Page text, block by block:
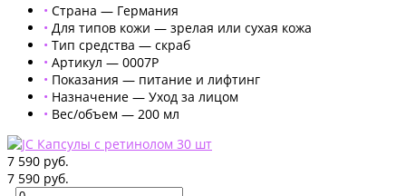
• Страна — Германия
• Для типов кожи — зрелая или сухая кожа
• Тип средства — скраб
• Артикул — 0007Р
• Показания — питание и лифтинг
• Назначение — Уход за лицом
• Вес/объем — 200 мл
7 590 руб.
7 590 руб.